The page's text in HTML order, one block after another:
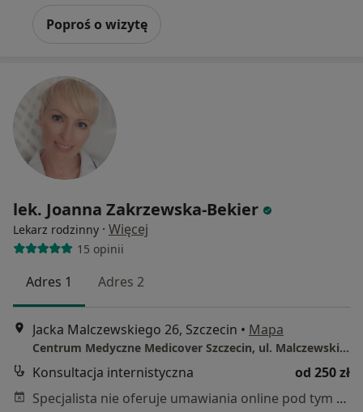
Poproś o wizytę
lek. Joanna Zakrzewska-Bekier
Lekarz rodzinny · Więcej
15 opinii
Adres 1 Adres 2
Jacka Malczewskiego 26, Szczecin • Mapa
Centrum Medyczne Medicover Szczecin, ul. Malczewskiego 26
Konsultacja internistyczna
od 250 zł
Specjalista nie oferuje umawiania online pod tym adresem.